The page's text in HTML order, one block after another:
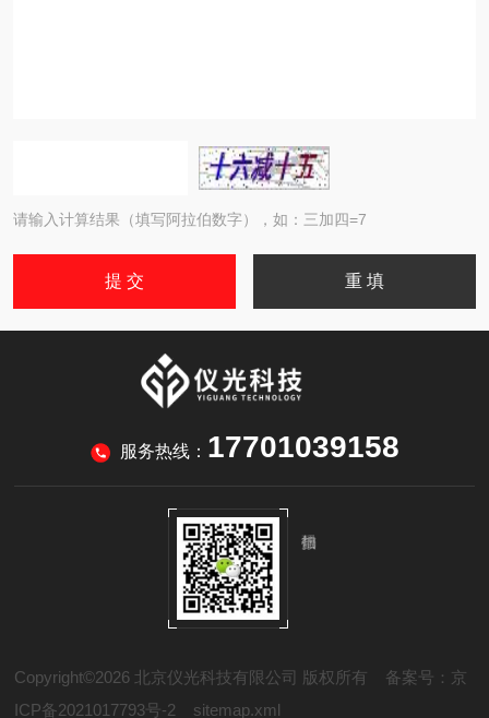
请输入计算结果（填写阿拉伯数字），如：三加四=7
服务热线： 17701039158
Copyright©2026 北京仪光科技有限公司 版权所有 备案号：京
ICP备2021017793号-2
sitemap.xml